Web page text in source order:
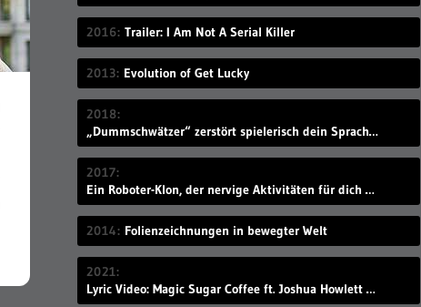
2016 Trailer: I Am Not A Serial Killer
2013 Evolution of Get Lucky
2018
„Dummschwätzer“ zerstört spielerisch dein Sprachzentrum
2017
Ein Roboter-Klon, der nervige Aktivitäten für dich übernimmt
2014 Folienzeichnungen in bewegter Welt
2021
Lyric Video: Magic Sugar Coffee ft. Joshua Howlett – „Blkout“